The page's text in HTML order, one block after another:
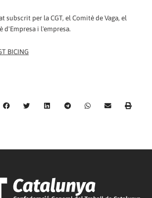
subscrit per la CGT, el Comitè de Vaga, el
d'Empresa i l'empresa.
BICING